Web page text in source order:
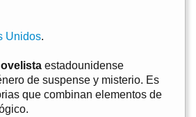
Unidos.
estadounidense
de suspense y misterio. Es
que combinan elementos de